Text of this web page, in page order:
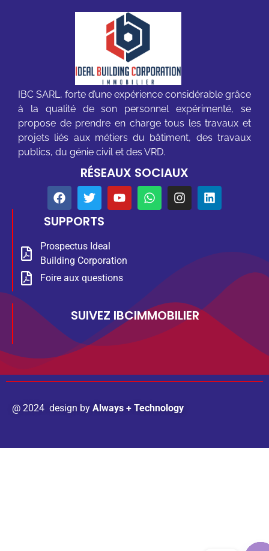
IBC SARL, forte d’une expérience considérable grâce
à la qualité de son personnel expérimenté, se
propose de prendre en charge tous les travaux et
projets liés aux métiers du bâtiment, des travaux
publics, du génie civil et des VRD.
RÉSEAUX SOCIAUX
SUPPORTS
Prospectus Ideal
Building Corporation
Foire aux questions
SUIVEZ IBCIMMOBILIER
@ 2024 design by Always + Technology